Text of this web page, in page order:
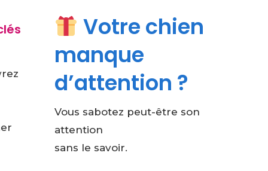
Votre chien
manque
d’attention ?
Vous sabotez peut-être son
attention
sans le savoir.